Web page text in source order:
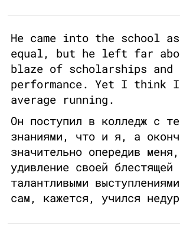
He came into the school
equal, but he left far
blaze of scholarships
performance. Yet I think
average running.
Он поступил в колледж с
знаниями, что и я, а
значительно опередив
удивление своей блестящей
талантливыми
сам, кажется, учился